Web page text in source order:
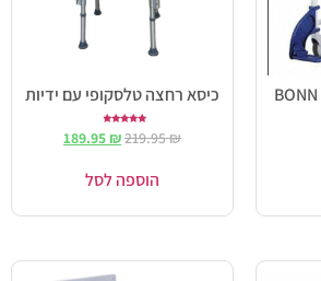
כיסא רחצה טלסקופי עם ידיות
4.50
מתוך 5
219.95₪
189.95₪
הוספה לסל